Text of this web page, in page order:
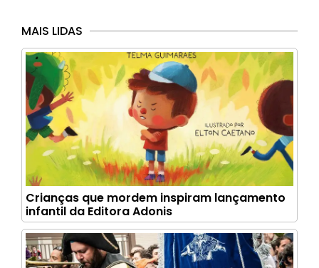
MAIS LIDAS
Crianças que mordem inspiram lançamento
infantil da Editora Adonis